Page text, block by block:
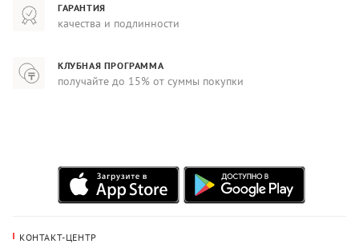
ГАРАНТИЯ
качества и подлинности
КЛУБНАЯ ПРОГРАММА
получайте до 15% от суммы покупки
КОНТАКТ-ЦЕНТР